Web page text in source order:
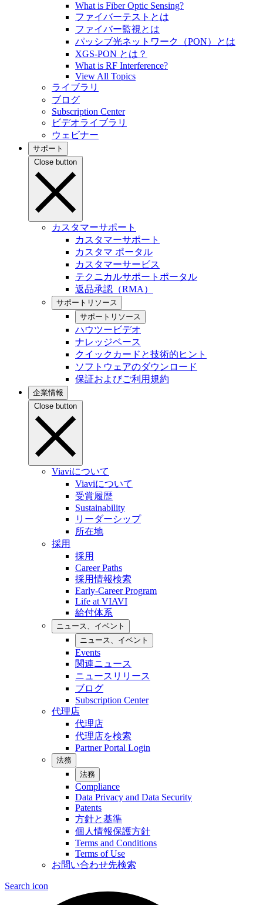
What is Fiber Optic Sensing?
ファイバーテストとは
ファイバー監視とは
パッシブ光ネットワーク（PON）とは
XGS-PON とは？
What is RF Interference?
View All Topics
ライブラリ
ブログ
Subscription Center
ビデオライブラリ
ウェビナー
サポート
Close button
カスタマーサポート
カスタマーサポート
カスタマ ポータル
カスタマーサービス
テクニカルサポートポータル
返品承認（RMA）
サポートリソース
サポートリソース
ハウツービデオ
ナレッジベース
クイックカードと技術的ヒント
ソフトウェアのダウンロード
保証およびご利用規約
企業情報
Close button
Viaviについて
Viaviについて
受賞履歴
Sustainability
リーダーシップ
所在地
採用
採用
Career Paths
採用情報検索
Early-Career Program
Life at VIAVI
給付体系
ニュース、イベント
ニュース、イベント
Events
関連ニュース
ニュースリリース
ブログ
Subscription Center
代理店
代理店
代理店を検索
Partner Portal Login
法務
法務
Compliance
Data Privacy and Data Security
Patents
方針と基準
個人情報保護方針
Terms and Conditions
Terms of Use
お問い合わせ先検索
Search icon